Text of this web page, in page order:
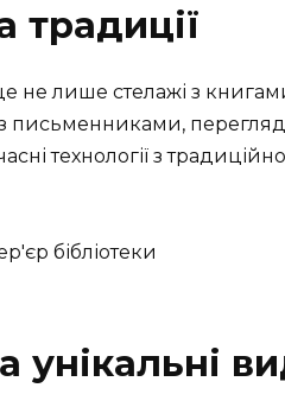
традиції
не лише стелажі з
письменниками,
технології з